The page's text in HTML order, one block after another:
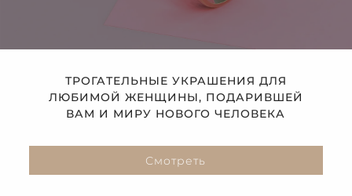
ТРОГАТЕЛЬНЫЕ УКРАШЕНИЯ ДЛЯ
ЛЮБИМОЙ ЖЕНЩИНЫ, ПОДАРИВШЕЙ
ВАМ И МИРУ НОВОГО ЧЕЛОВЕКА
Смотреть